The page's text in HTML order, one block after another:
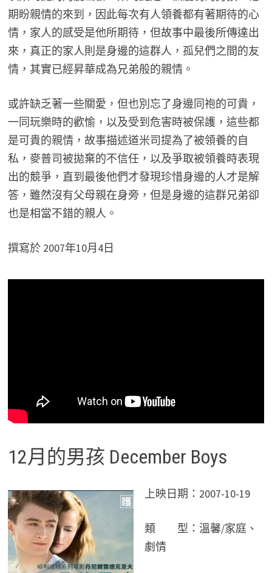
期盼親情的來到，因此每次有人領養都有著期待的心
情，家人的感受是他所期待，但故事中最後所傳達出
來，真正的家人則是身邊的這群人，孤兒們之間的友
情，其實已經昇華成為兄弟般的親情。
或許缺乏著一些關愛，但也別忘了身邊同袍的可貴，
一同玩樂時的歡愉，以及受到危害時被保護，這些都
是可貴的親情，故事描述道米司提為了被領養的自
私，麥普司被拋棄的不信任，以及爭取被領養時表現
出的競爭，直到最後他們才發現珍惜身邊的人才是解
答，雖然沒有父母親在身旁，但是身邊的這群兄弟卻
也是相當不錯的親人。
撰寫於 2007年10月4日
12月的男孩 December Boys
上映日期：2007-10-19
類 型：溫馨/家庭、
劇情